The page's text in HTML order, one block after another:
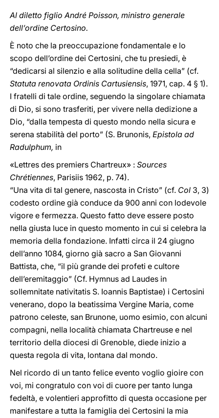
Al diletto figlio André Poisson, ministro generale
dell’ordine Certosino.
È noto che la preoccupazione fondamentale e lo
scopo dell’ordine dei Certosini, che tu presiedi, è
“dedicarsi al silenzio e alla solitudine della cella” (cf.
Statuta renovata Ordinis Cartusiensis, 1971, cap. 4 § 1).
I fratelli di tale ordine, seguendo la singolare chiamata
di Dio, si sono trasferiti, per vivere nella dedizione a
Dio, “dalla tempesta di questo mondo nella sicura e
serena stabilità del porto” (S. Brunonis, Epistola ad
Radulphum, in
«Lettres des premiers Chartreux» : Sources
Chrétiennes, Parisiis 1962, p. 74).
“Una vita di tal genere, nascosta in Cristo” (cf. Col 3, 3)
codesto ordine già conduce da 900 anni con lodevole
vigore e fermezza. Questo fatto deve essere posto
nella giusta luce in questo momento in cui si celebra la
memoria della fondazione. Infatti circa il 24 giugno
dell’anno 1084, giorno già sacro a San Giovanni
Battista, che, “il più grande dei profeti e cultore
dell’eremitaggio” (Cf. Hymnus ad Laudes in
sollemnitate nativitatis S. Ioannis Baptistae) i Certosini
venerano, dopo la beatissima Vergine Maria, come
patrono celeste, san Brunone, uomo esimio, con alcuni
compagni, nella località chiamata Chartreuse e nel
territorio della diocesi di Grenoble, diede inizio a
questa regola di vita, lontana dal mondo.
Nel ricordo di un tanto felice evento voglio gioire con
voi, mi congratulo con voi di cuore per tanto lunga
fedeltà, e volentieri approfitto di questa occasione per
manifestare a tutta la famiglia dei Certosini la mia